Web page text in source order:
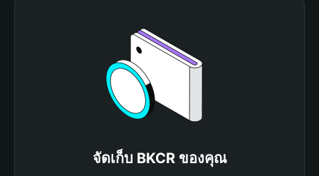
จัดเก็บ BKCR ของคุณ